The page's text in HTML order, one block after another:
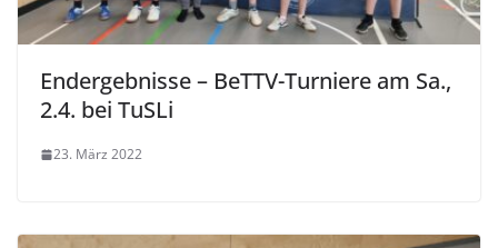
Endergebnisse – BeTTV-Turniere am Sa.,
2.4. bei TuSLi
23. März 2022